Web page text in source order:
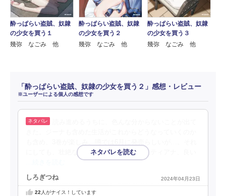
酔っぱらい盗賊、奴隷
の少女を買う１
幾弥 なごみ 他
酔っぱらい盗賊、奴隷
の少女を買う２
幾弥 なごみ 他
酔っぱらい盗賊、奴隷
の少女を買う３
幾弥 なごみ 他
「酔っぱらい盗賊、奴隷の少女を買う２」感想・レビュー
※ユーザーによる個人の感想です
にしても、壮絶な過去を経験して来たのにティアナ、良い
しろぎつね 2024年04月23日
22 人がナイス！しています